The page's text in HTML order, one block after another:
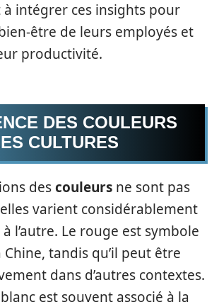
intégrer ces insights pour
être de leurs employés et
productivité.
DES COULEURS
CULTURES
descouleurs ne sont pas
varient considérablement
l’autre. Le rouge est symbole
Chine, tandis qu’il peut être
dans d’autres contextes.
est souvent associé à la